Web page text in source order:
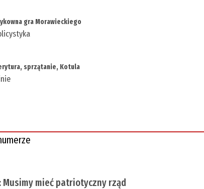
gra Morawieckiego
sprzątanie, Kotula
Musimy mieć patriotyczny rząd